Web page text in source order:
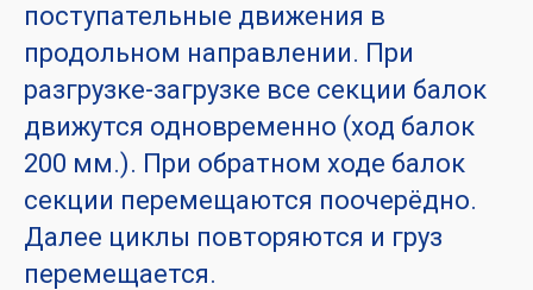
поступательные движения в
продольном направлении. При
разгрузке-загрузке все секции балок
движутся одновременно (ход балок
200 мм.). При обратном ходе балок
секции перемещаются поочерёдно.
Далее циклы повторяются и груз
перемещается.